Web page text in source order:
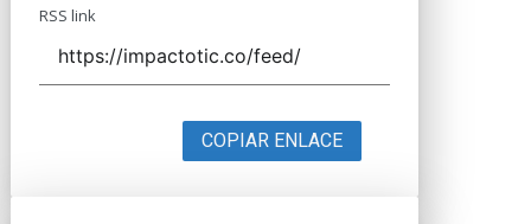
RSS link
COPIAR ENLACE